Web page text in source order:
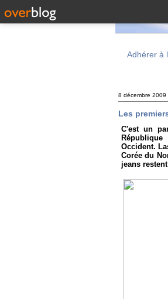
Adhérer à
8 décembre 2009
Les
C'est un
Occident.
Corée du
jeans